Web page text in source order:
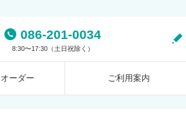
086-201-0034
8:30〜17:30（土日祝除く）
オーダー ご利用案内